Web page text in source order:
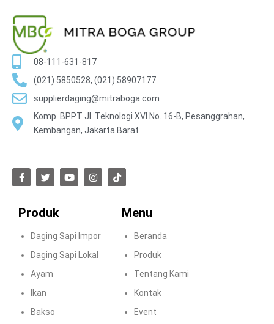
08-111-631-817
(021) 5850528, (021) 58907177
supplierdaging@mitraboga.com
Komp. BPPT Jl. Teknologi XVI No. 16-B, Pesanggrahan,
Kembangan, Jakarta Barat
Produk
Daging Sapi Impor
Daging Sapi Lokal
Ayam
Ikan
Bakso
Menu
Beranda
Produk
Tentang Kami
Kontak
Event